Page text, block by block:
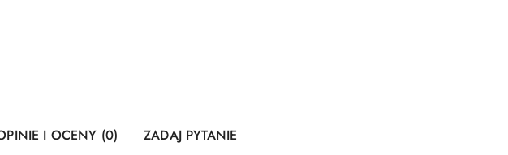
I OCENY (0) ZADAJ PYTANIE